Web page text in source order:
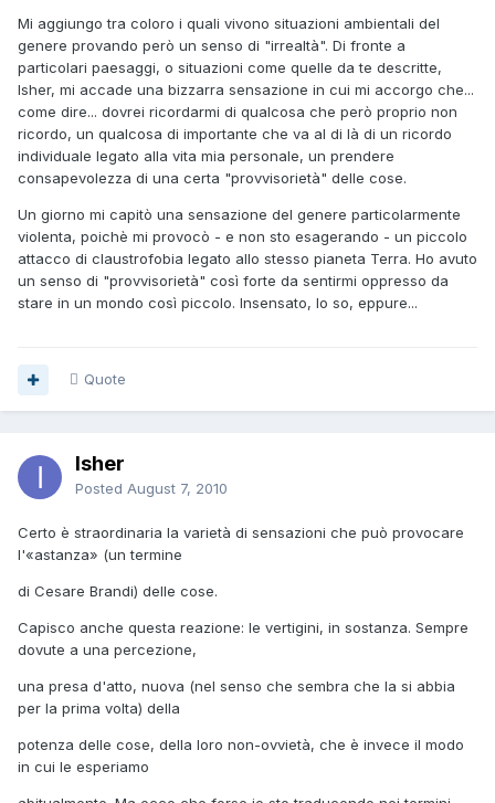
Mi aggiungo tra coloro i quali vivono situazioni ambientali del
genere provando però un senso di "irrealtà". Di fronte a
particolari paesaggi, o situazioni come quelle da te descritte,
Isher, mi accade una bizzarra sensazione in cui mi accorgo che...
come dire... dovrei ricordarmi di qualcosa che però proprio non
ricordo, un qualcosa di importante che va al di là di un ricordo
individuale legato alla vita mia personale, un prendere
consapevolezza di una certa "provvisorietà" delle cose.
Un giorno mi capitò una sensazione del genere particolarmente
violenta, poichè mi provocò - e non sto esagerando - un piccolo
attacco di claustrofobia legato allo stesso pianeta Terra. Ho avuto
un senso di "provvisorietà" così forte da sentirmi oppresso da
stare in un mondo così piccolo. Insensato, lo so, eppure...
Quote
Isher
Posted August 7, 2010
Certo è straordinaria la varietà di sensazioni che può provocare
l'«astanza» (un termine
di Cesare Brandi) delle cose.
Capisco anche questa reazione: le vertigini, in sostanza. Sempre
dovute a una percezione,
una presa d'atto, nuova (nel senso che sembra che la si abbia
per la prima volta) della
potenza delle cose, della loro non-ovvietà, che è invece il modo
in cui le esperiamo